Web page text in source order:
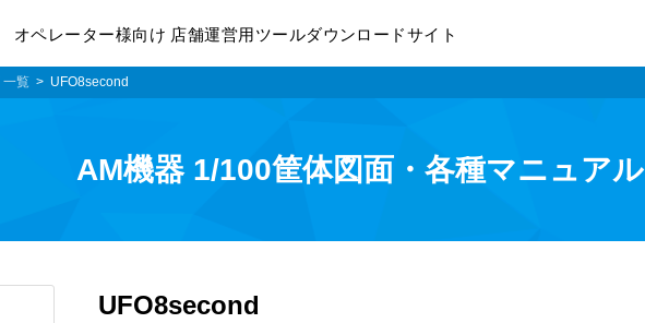
オペレーター様向け 店舗運営用ツールダウンロードサイト
一覧 UFO8second
AM機器 1/100筐体図面・各種マニュアル
UFO8second